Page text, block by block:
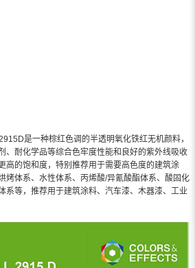
是一种棕红色调的半透明氧化铁红无机颜料，
、耐化学品等综合色牢度性能和良好的紫外线吸收
高的饱和度，特别推荐用于需要高色度的建筑涂
烤体系、水性体系、丙烯酸/异氰酸酯体系、酸固化
系等，推荐用于建筑涂料、汽车漆、木器漆、工业